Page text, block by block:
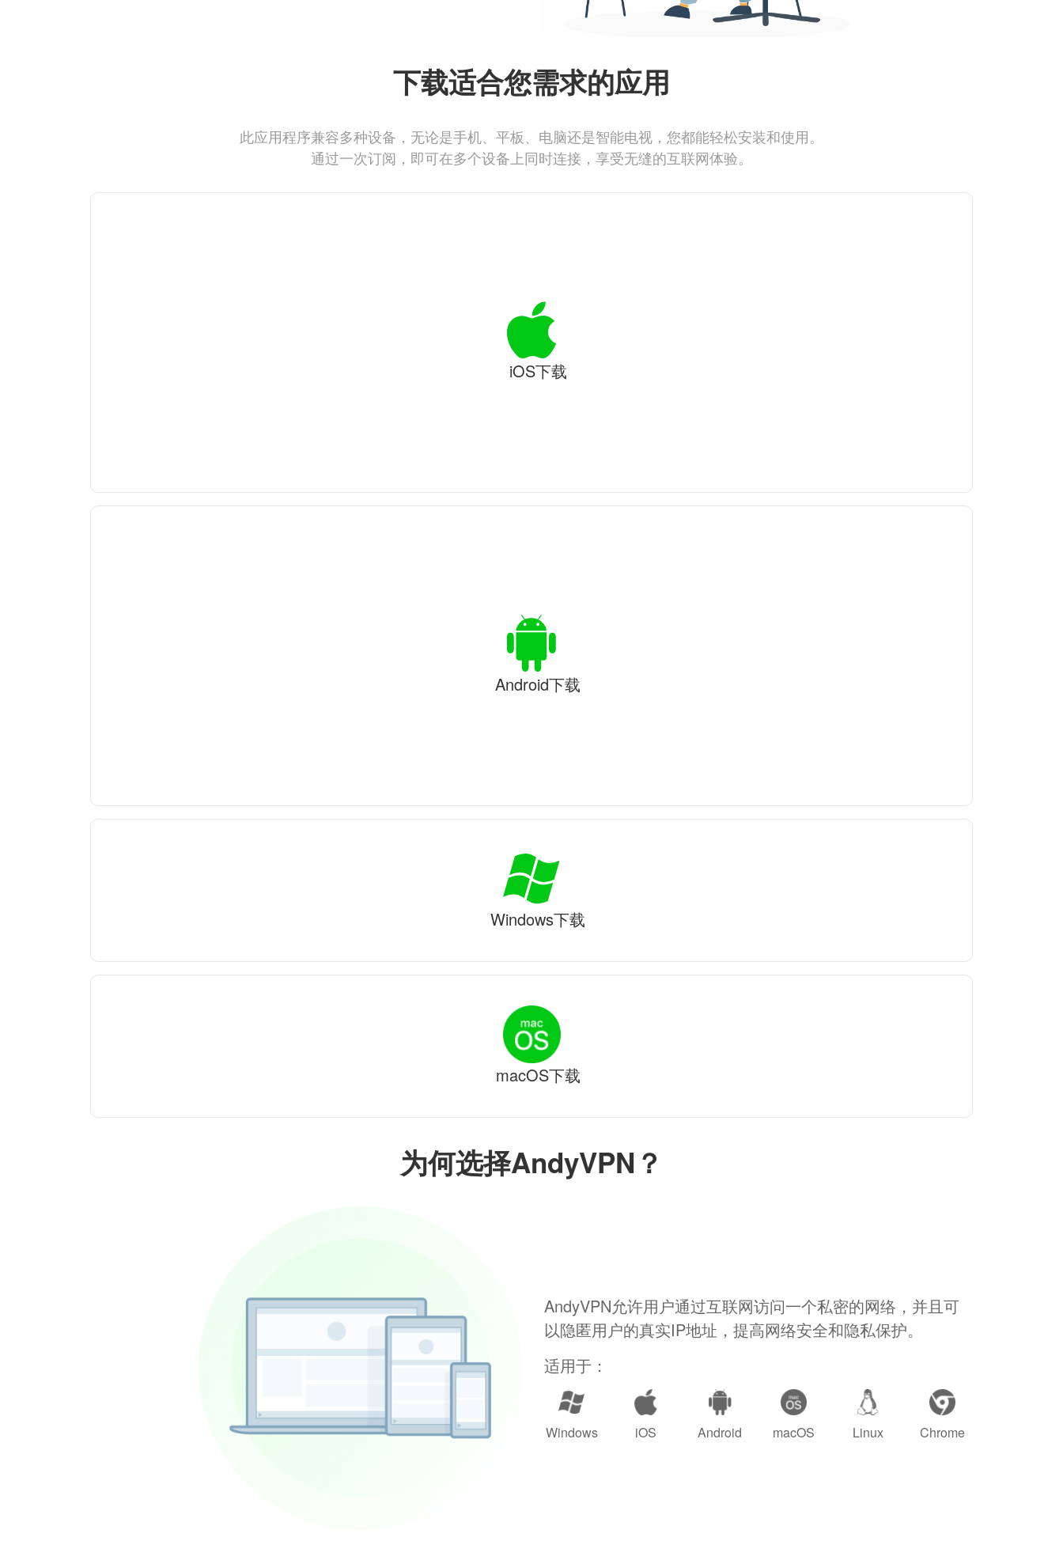
为何选择AndyVPN？
AndyVPN允许用户通过互联网访问一个私密的网络，并且可
以隐匿用户的真实IP地址，提高网络安全和隐私保护。
适用于：
Windows iOS Android macOS Linux Chrome
下载适合您需求的应用
此应用程序兼容多种设备，无论是手机、平板、电脑还是智能电视，您都能轻松安装和使用。
通过一次订阅，即可在多个设备上同时连接，享受无缝的互联网体验。
iOS下载
Android下载
Windows下载
macOS下载